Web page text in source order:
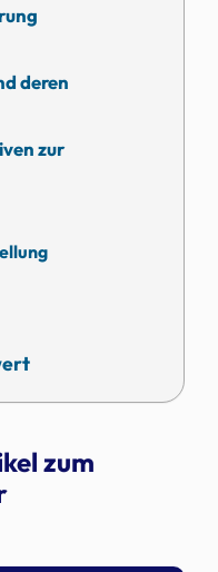
deren
zur
zum